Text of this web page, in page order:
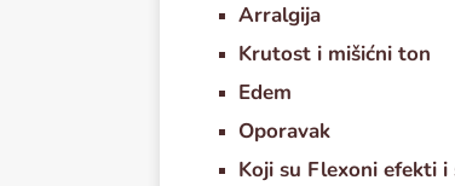
Arralgija
Krutost i mišićni ton
Edem
Oporavak
Koji su Flexoni efekti